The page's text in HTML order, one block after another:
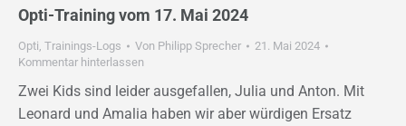
Opti-Training vom 17. Mai 2024
Opti Trainings-Logs Von Philipp Sprecher
21. Mai 2024
Kommentar hinterlassen
Zwei Kids sind leider ausgefallen, Julia und Anton. Mit
Leonard und Amalia haben wir aber würdigen Ersatz